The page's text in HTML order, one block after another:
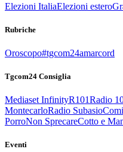
Elezioni ItaliaElezioni estero
Rubriche
Oroscopo#tgcom24amarcord
Tgcom24 Consiglia
Mediaset InfinityR101Radio
MontecarloRadio Subasio
PorroNon SprecareCotto e
Eventi